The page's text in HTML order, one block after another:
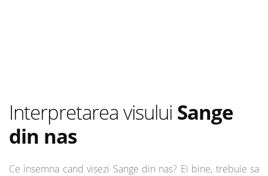
Interpretarea visului Sange
din nas
Ce insemna cand visezi Sange din nas? Ei bine, trebuie sa